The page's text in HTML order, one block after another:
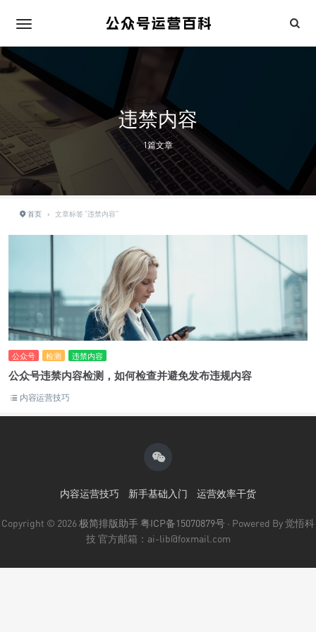
违禁内容
1篇文章
首页 › 文章标签 "违禁内容"
公众号 检测 违禁内容
公众号违禁内容检测，如何检查并避免发布违规内容
内容运营技巧
内容运营技巧 新手基础入门 运营效率干货
Copyright © 2026极简排版助手粤ICP备15070879号 · Powered By 觉悟科
技 官方邮箱：ai-lib@foxmail.com